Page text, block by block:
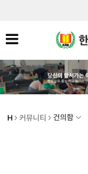
H 커뮤니티 건의함